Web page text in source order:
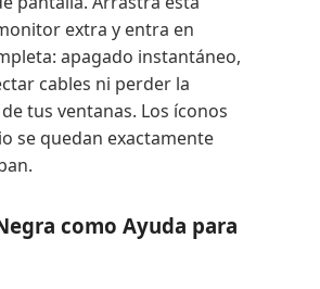
extra y entra en
apagado instantáneo,
cables ni perder la
tus ventanas. Los íconos
se quedan exactamente
como Ayuda para